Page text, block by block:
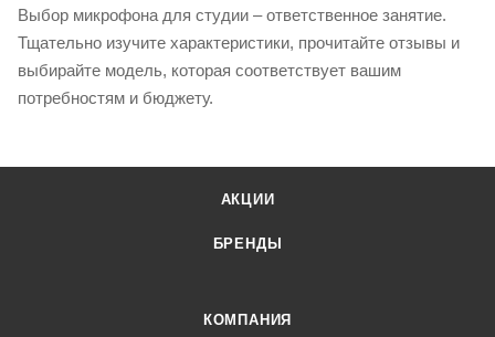
Выбор микрофона для студии – ответственное занятие.
Тщательно изучите характеристики, прочитайте отзывы и
выбирайте модель, которая соответствует вашим
потребностям и бюджету.
АКЦИИ
БРЕНДЫ
КОМПАНИЯ